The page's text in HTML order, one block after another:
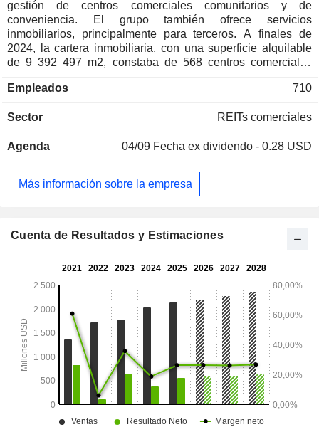
gestión de centros comerciales comunitarios y de
conveniencia. El grupo también ofrece servicios
inmobiliarios, principalmente para terceros. A finales de
2024, la cartera inmobiliaria, con una superficie alquilable
de 9 392 497 m2, constaba de 568 centros comerciales
Empleados
710
Sector REITs comerciales
Agenda 04/09 Fecha ex dividendo - 0.28 USD
Más información sobre la empresa
Cuenta de Resultados y Estimaciones